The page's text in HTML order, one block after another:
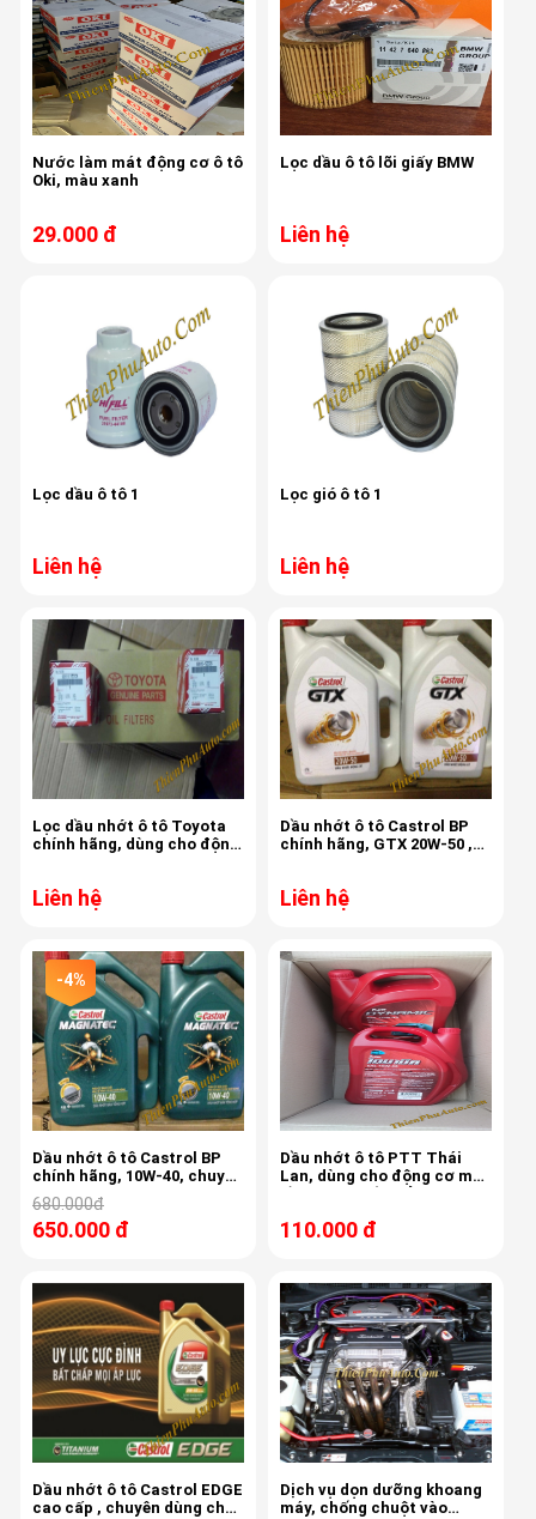
Nước làm mát động cơ ô tô
Oki, màu xanh
29.000 đ
Lọc dầu ô tô lõi giấy BMW
Liên hệ
Lọc dầu ô tô 1
Liên hệ
Lọc gió ô tô 1
Liên hệ
Lọc dầu nhớt ô tô Toyota
chính hãng, dùng cho động
Liên hệ
Dầu nhớt ô tô Castrol BP
chính hãng, GTX 20W-50 ,
Liên hệ
-4%
Dầu nhớt ô tô Castrol BP
chính hãng, 10W-40, chuyên
dùng cho ô tô động cơ xăng
680.000đ
650.000 đ
Dầu nhớt ô tô PTT Thái
Lan, dùng cho động cơ máy
110.000 đ
Dầu nhớt ô tô Castrol EDGE
cao cấp , chuyên dùng cho
Dịch vụ dọn dưỡng khoang
máy, chống chuột vào